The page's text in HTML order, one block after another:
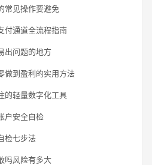
常见操作要避免
付通道全流程指南
出问题的地方
做到盈利的实用方法
的轻量数字化工具
户安全自检
检七步法
吗风险有多大